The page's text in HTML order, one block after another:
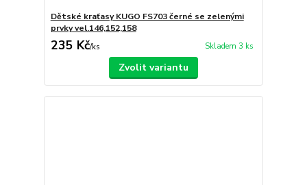
Dětské kraťasy KUGO FS703 černé se zelenými
prvky vel.146,152,158
235 Kč/ks Skladem 3 ks
Zvolit variantu